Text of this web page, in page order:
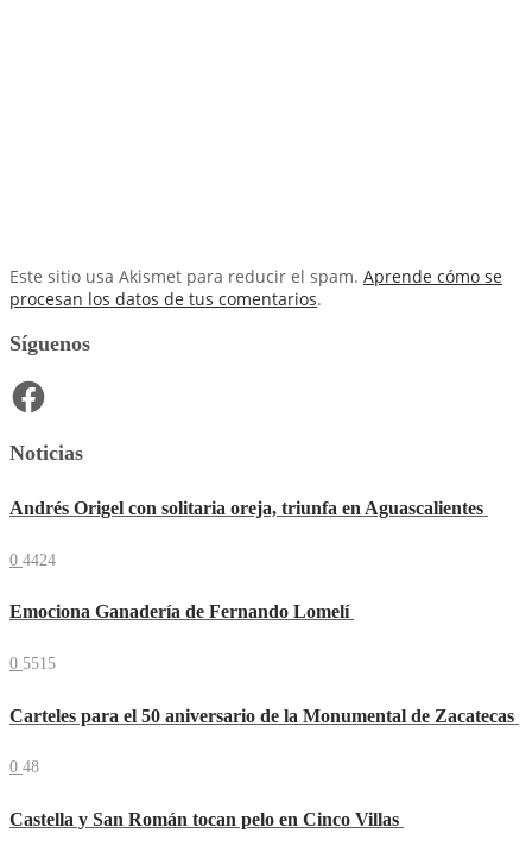
Este sitio usa Akismet para reducir el spam. Aprende cómo se
procesan los datos de tus comentarios.
Síguenos
Facebook
Noticias
Andrés Origel con solitaria oreja, triunfa en Aguascalientes
0 4424
Emociona Ganadería de Fernando Lomelí
0 5515
Carteles para el 50 aniversario de la Monumental de Zacatecas
0 48
Castella y San Román tocan pelo en Cinco Villas